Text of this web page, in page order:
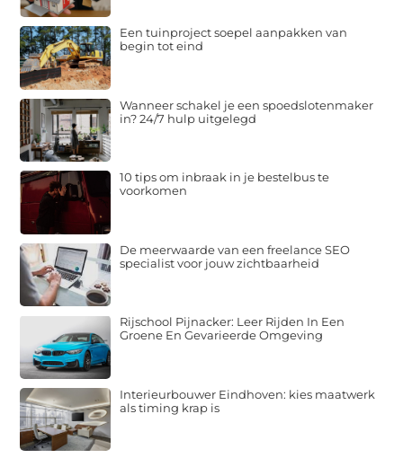
Een tuinproject soepel aanpakken van
begin tot eind
Wanneer schakel je een spoedslotenmaker
in? 24/7 hulp uitgelegd
10 tips om inbraak in je bestelbus te
voorkomen
De meerwaarde van een freelance SEO
specialist voor jouw zichtbaarheid
Rijschool Pijnacker: Leer Rijden In Een
Groene En Gevarieerde Omgeving
Interieurbouwer Eindhoven: kies maatwerk
als timing krap is